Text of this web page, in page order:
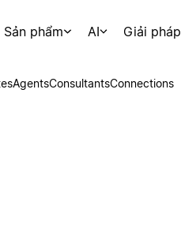
Sản phẩm AI Giải pháp
AgentsConsultantsConnections